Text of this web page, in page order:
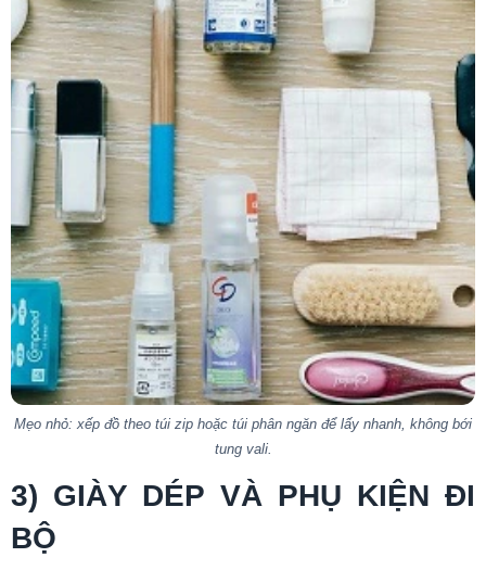
Mẹo nhỏ: xếp đồ theo túi zip hoặc túi phân ngăn để lấy nhanh, không bới
tung vali.
3) GIÀY DÉP VÀ PHỤ KIỆN ĐI
BỘ